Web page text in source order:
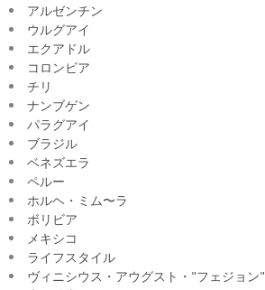
アルゼンチン
ウルグアイ
エクアドル
コロンビア
チリ
ナンブゲン
パラグアイ
ブラジル
ベネズエラ
ペルー
ホルヘ・ミム〜ラ
ボリビア
メキシコ
ライフスタイル
ヴィニシウス・アウグスト・"フェジョン"